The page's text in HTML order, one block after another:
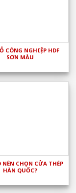
CÔNG NGHIỆP HDF
SƠN MÀU
NÊN CHỌN CỬA THÉP
HÀN QUỐC?